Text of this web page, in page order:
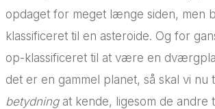
opdaget for meget længe siden, men
klassificeret til en asteroide. Og for
op-klassificeret til at være en
det er en gammel planet, så skal vi nu
betydningat kende, ligesom de andre